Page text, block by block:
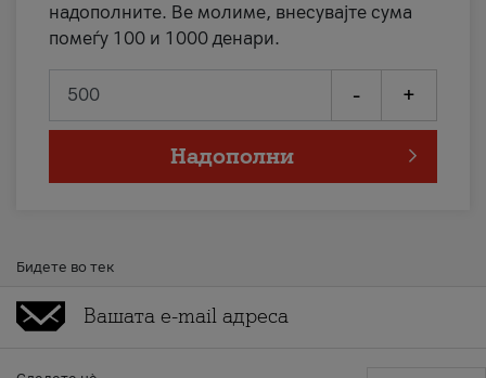
надополните. Ве молиме, внесувајте сума
помеѓу 100 и 1000 денари.
- +
Надополни
Бидете во тек